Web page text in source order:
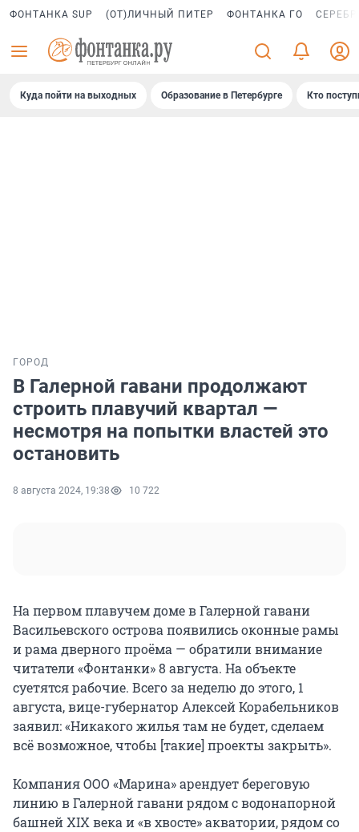
ФОНТАНКА SUP (ОТ)ЛИЧНЫЙ ПИТЕР ФОНТАНКА ГО
Куда пойти на выходных Образование в Петербурге Кто
ГОРОД
В Галерной гавани продолжают
строить плавучий квартал —
несмотря на попытки властей это
остановить
8 августа 2024, 19:38 10 722
На первом плавучем доме в Галерной гавани
Васильевского острова появились оконные рамы
и рама дверного проёма — обратили внимание
читатели «Фонтанки» 8 августа. На объекте
суетятся рабочие. Всего за неделю до этого, 1
августа, вице-губернатор Алексей Корабельников
заявил: «Никакого жилья там не будет, сделаем
всё возможное, чтобы [такие] проекты закрыть».
Компания ООО «Марина» арендует береговую
линию в Галерной гавани рядом с водонапорной
башней XIX века и «в хвосте» акватории, рядом со